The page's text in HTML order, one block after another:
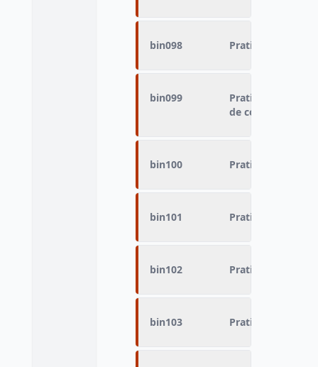
bin098 Pratique du
bin099
Pratique du
de combats
bin100 Pratique du sport
bin101 Pratique du sport
bin102 Pratique du
bin103 Pratique du